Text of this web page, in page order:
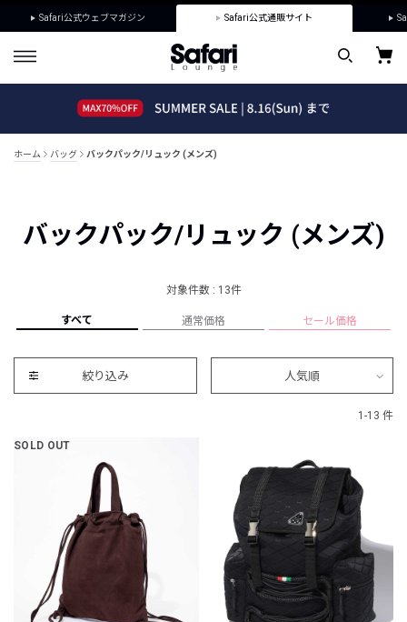
Safari公式ウェブマガジン Safari公式通販サイト
ホーム バッグ バックパック/リュック (メンズ)
バックパック/リュック (メンズ)
対象件数 : 13件
すべて 通常価格 セール価格
絞り込み 人気順
1-13 件
SOLD OUT